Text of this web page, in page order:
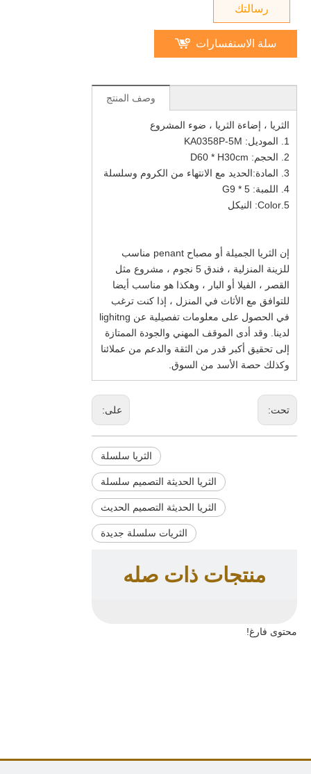
رسالتك
سلة الاستفسارات
وصف المنتج
الثريا ، إضاءة الثريا ، ضوء المشروع
1. الموديل: KA0358P-5M
2. الحجم: D60 * H30cm
3. المادة:
الحديد مع الانتهاء من الكروم وسلسلة
4. اللمبة: 5 * G9
5.Color: النيكل
إن الثريا الجميلة أو مصباح penant مناسب
للزينة المنزلية ، فندق 5 نجوم ، مشروع مثل
القصر ، الفيلا أو البار ، وهكذا هو مناسب أيضا
للتوافق مع الأثاث في المنزل ، إذا كنت ترغب
في الحصول على معلومات تفصيلية عن lighitng
لدينا. وقد أدى الموقف المهني والجودة الممتازة
إلى تحقيق أكبر قدر من الثقة والدعم من عملائنا
وكذلك حصة الأسد من السوق.
على: تحت:
الثريا سلسلة
الثريا الحديثة التصميم سلسلة
الثريا الحديثة التصميم الحديث
الثريات سلسلة جديدة
منتجات ذات صله
محتوى فارغ!